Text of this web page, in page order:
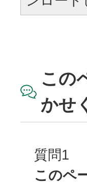
この
かせ
質問1
このペ